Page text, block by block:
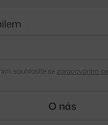
souhlasíte se zpracováním
O nás